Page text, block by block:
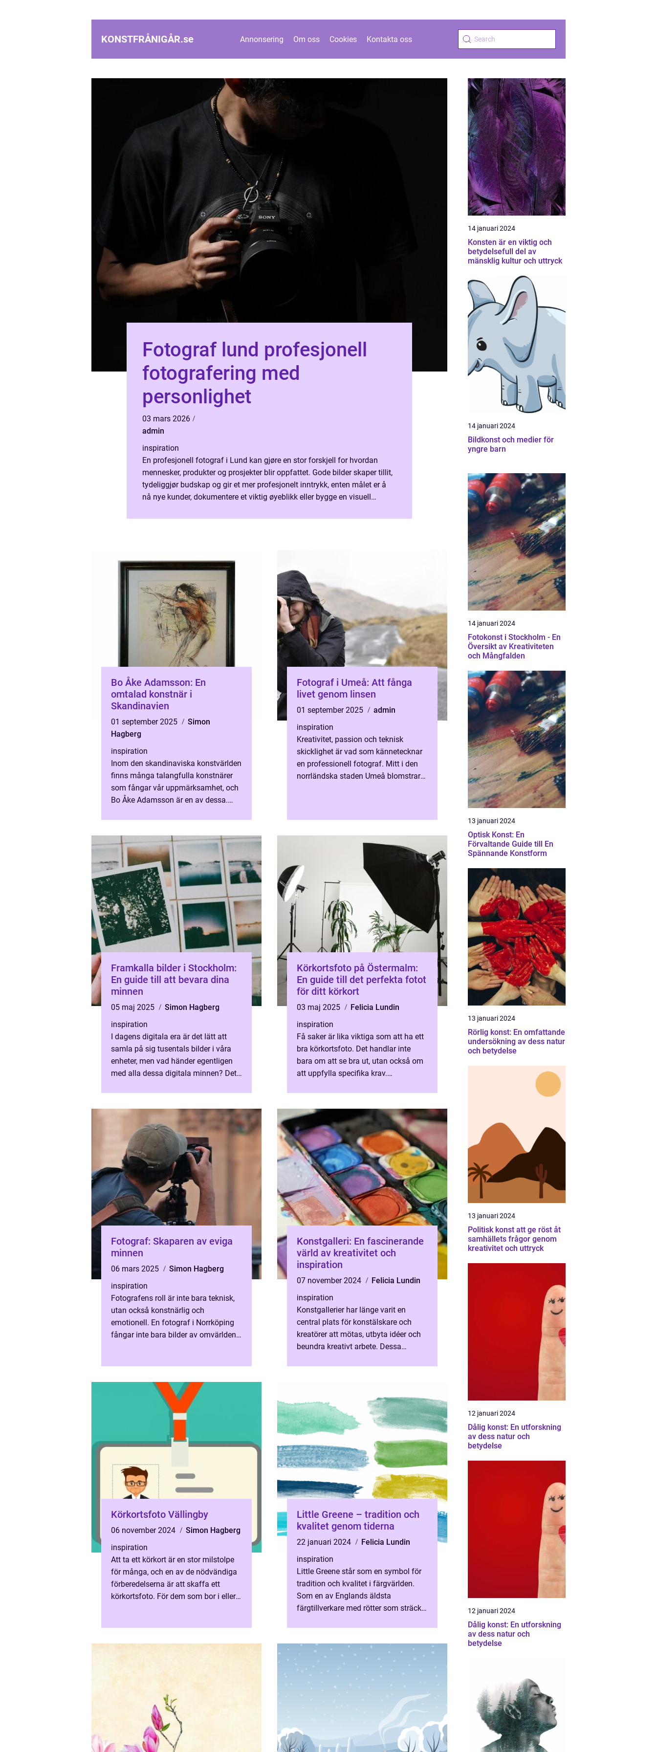
KONSTFRÅNIGÅR.se Annonsering Om oss Cookies Kontakta oss
Fotograf lund profesjonell
fotografering med
personlighet
03 mars 2026
admin
inspiration
En profesjonell fotograf i Lund kan gjøre en stor forskjell for hvordan
mennesker, produkter og prosjekter blir oppfattet. Gode bilder skaper tillit,
tydeliggjør budskap og gir et mer profesjonelt inntrykk, enten målet er å
nå nye kunder, dokumentere et viktig øyeblikk eller bygge en visuell
Bo Åke Adamsson: En
omtalad konstnär i
Skandinavien
01 september 2025
Simon
Hagberg
inspiration
Inom den skandinaviska konstvärlden
finns många talangfulla konstnärer
som fångar vår uppmärksamhet, och
Bo Åke Adamsson är en av dessa.
Fotograf i Umeå: Att fånga
livet genom linsen
01 september 2025
admin
inspiration
Kreativitet, passion och teknisk
skicklighet är vad som kännetecknar
en professionell fotograf. Mitt i den
norrländska staden Umeå blomstrar
Framkalla bilder i Stockholm:
En guide till att bevara dina
minnen
05 maj 2025
Simon Hagberg
inspiration
I dagens digitala era är det lätt att
samla på sig tusentals bilder i våra
enheter, men vad händer egentligen
med alla dessa digitala minnen? Det
Körkortsfoto på Östermalm:
En guide till det perfekta fotot
för ditt körkort
03 maj 2025
Felicia Lundin
inspiration
Få saker är lika viktiga som att ha ett
bra körkortsfoto. Det handlar inte
bara om att se bra ut, utan också om
att uppfylla specifika krav.
Fotograf: Skaparen av eviga
minnen
06 mars 2025
Simon Hagberg
inspiration
Fotografens roll är inte bara teknisk,
utan också konstnärlig och
emotionell. En fotograf i Norrköping
fångar inte bara bilder av omvärlden
Konstgalleri: En fascinerande
värld av kreativitet och
inspiration
07 november 2024
Felicia Lundin
inspiration
Konstgallerier har länge varit en
central plats för konstälskare och
kreatörer att mötas, utbyta idéer och
beundra kreativt arbete. Dessa
Körkortsfoto Vällingby
06 november 2024
Simon Hagberg
inspiration
Att ta ett körkort är en stor milstolpe
för många, och en av de nödvändiga
förberedelserna är att skaffa ett
körkortsfoto. För dem som bor i eller
Little Greene – tradition och
kvalitet genom tiderna
22 januari 2024
Felicia Lundin
inspiration
Little Greene står som en symbol för
tradition och kvalitet i färgvärlden.
Som en av Englands äldsta
färgtillverkare med rötter som sträcker
14 januari 2024
Konsten är en viktig och
betydelsefull del av
mänsklig kultur och uttryck
14 januari 2024
Bildkonst och medier för
yngre barn
14 januari 2024
Fotokonst i Stockholm - En
Översikt av Kreativiteten
och Mångfalden
13 januari 2024
Optisk Konst: En
Förvaltande Guide till En
Spännande Konstform
13 januari 2024
Rörlig konst: En omfattande
undersökning av dess natur
och betydelse
13 januari 2024
Politisk konst att ge röst åt
samhällets frågor genom
kreativitet och uttryck
12 januari 2024
Dålig konst: En utforskning
av dess natur och
betydelse
12 januari 2024
Dålig konst: En utforskning
av dess natur och
betydelse